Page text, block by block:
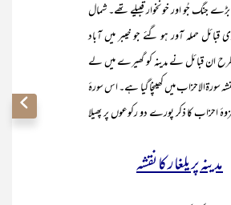
جنگ جُو اور خونخوار قبیلے تھے۔ شمال
حملہ آور ہو گئے جو خیبر میں آباد
ان قبائل نے مدینہ کو گھیرے میں لے
سورۃالاحزاب میں کھینچا گیا ہے۔ اس سورۂ
احزاب کا ذکر پورے دو رکوعوں پر پھیلا
مدینہ پر یلغار کا نقشہ